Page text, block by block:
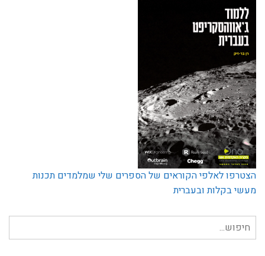
הצטרפו לאלפי הקוראים של הספרים שלי שמלמדים תכנות
מעשי בקלות ובעברית
חיפוש
עבור: